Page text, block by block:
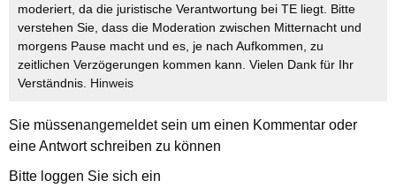
moderiert, da die juristische Verantwortung bei TE liegt. Bitte
verstehen Sie, dass die Moderation zwischen Mitternacht und
morgens Pause macht und es, je nach Aufkommen, zu
zeitlichen Verzögerungen kommen kann. Vielen Dank für Ihr
Verständnis. Hinweis
Sie müssenangemeldetsein um einen Kommentar oder
eine Antwort schreiben zu können
Bitte loggen Sie sich ein